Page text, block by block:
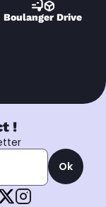
Boulanger Drive
!
Ok